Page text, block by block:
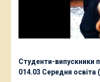
Студенти-випускники
014.03 Середня освіта